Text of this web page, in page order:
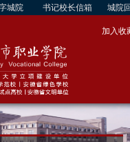
城院 书记校长信箱 城院
加入收